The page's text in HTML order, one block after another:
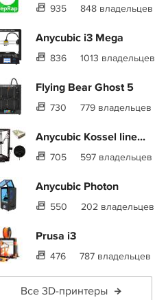
935 848 владельцев
Anycubic i3 Mega
836 1013 владельцев
Flying Bear Ghost 5
730 779 владельцев
Anycubic Kossel line...
705 597 владельцев
Anycubic Photon
550 202 владельцев
Prusa i3
476 787 владельцев
Все 3D-принтеры